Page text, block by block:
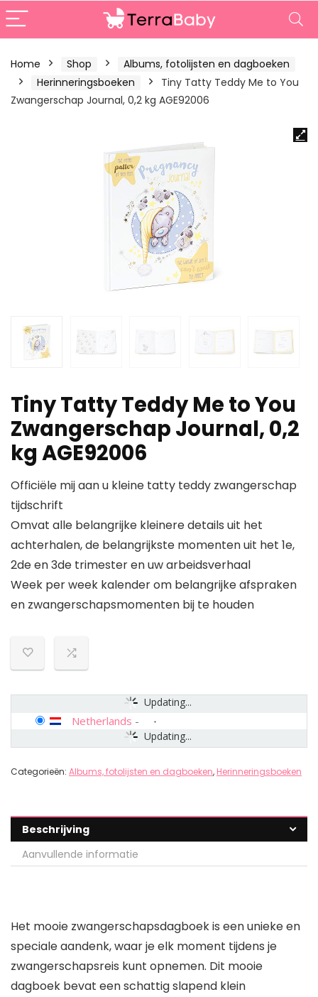
Home Shop
Albums, fotolijsten en dagboeken
Herinneringsboeken
Tiny Tatty Teddy Me to You
Zwangerschap Journal, 0,2 kg AGE92006
Tiny Tatty Teddy Me to You
Zwangerschap Journal, 0,2
kg AGE92006
Officiële mij aan u kleine tatty teddy zwangerschap
tijdschrift
Omvat alle belangrijke kleinere details uit het
achterhalen, de belangrijkste momenten uit het 1e,
2de en 3de trimester en uw arbeidsverhaal
Week per week kalender om belangrijke afspraken
en zwangerschapsmomenten bij te houden
Updating...
Updating...
Netherlands -
Categorieën: Albums, fotolijsten en dagboeken, Herinneringsboeken
Beschrijving
Aanvullende informatie
Het mooie zwangerschapsdagboek is een unieke en
speciale aandenk, waar je elk moment tijdens je
zwangerschapsreis kunt opnemen. Dit mooie
dagboek bevat een schattig slapend klein